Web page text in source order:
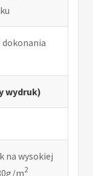
dokonania
wydruk)
na wysokiej
m2